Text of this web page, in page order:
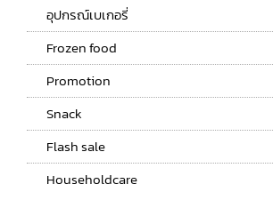
อุปกรณ์เบเกอรี่
Frozen food
Promotion
Snack
Flash sale
Householdcare